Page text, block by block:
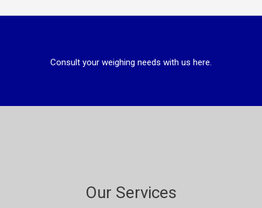
Consult your weighing needs with us here.
Our Services